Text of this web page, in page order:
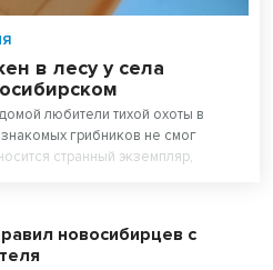
в лесу у села
любители тихой охоты в
грибников не смог
странный экземпляр,
или грибной плесени.
новосибирцев с